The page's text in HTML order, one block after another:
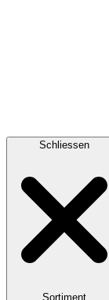
Schliessen
Sortiment